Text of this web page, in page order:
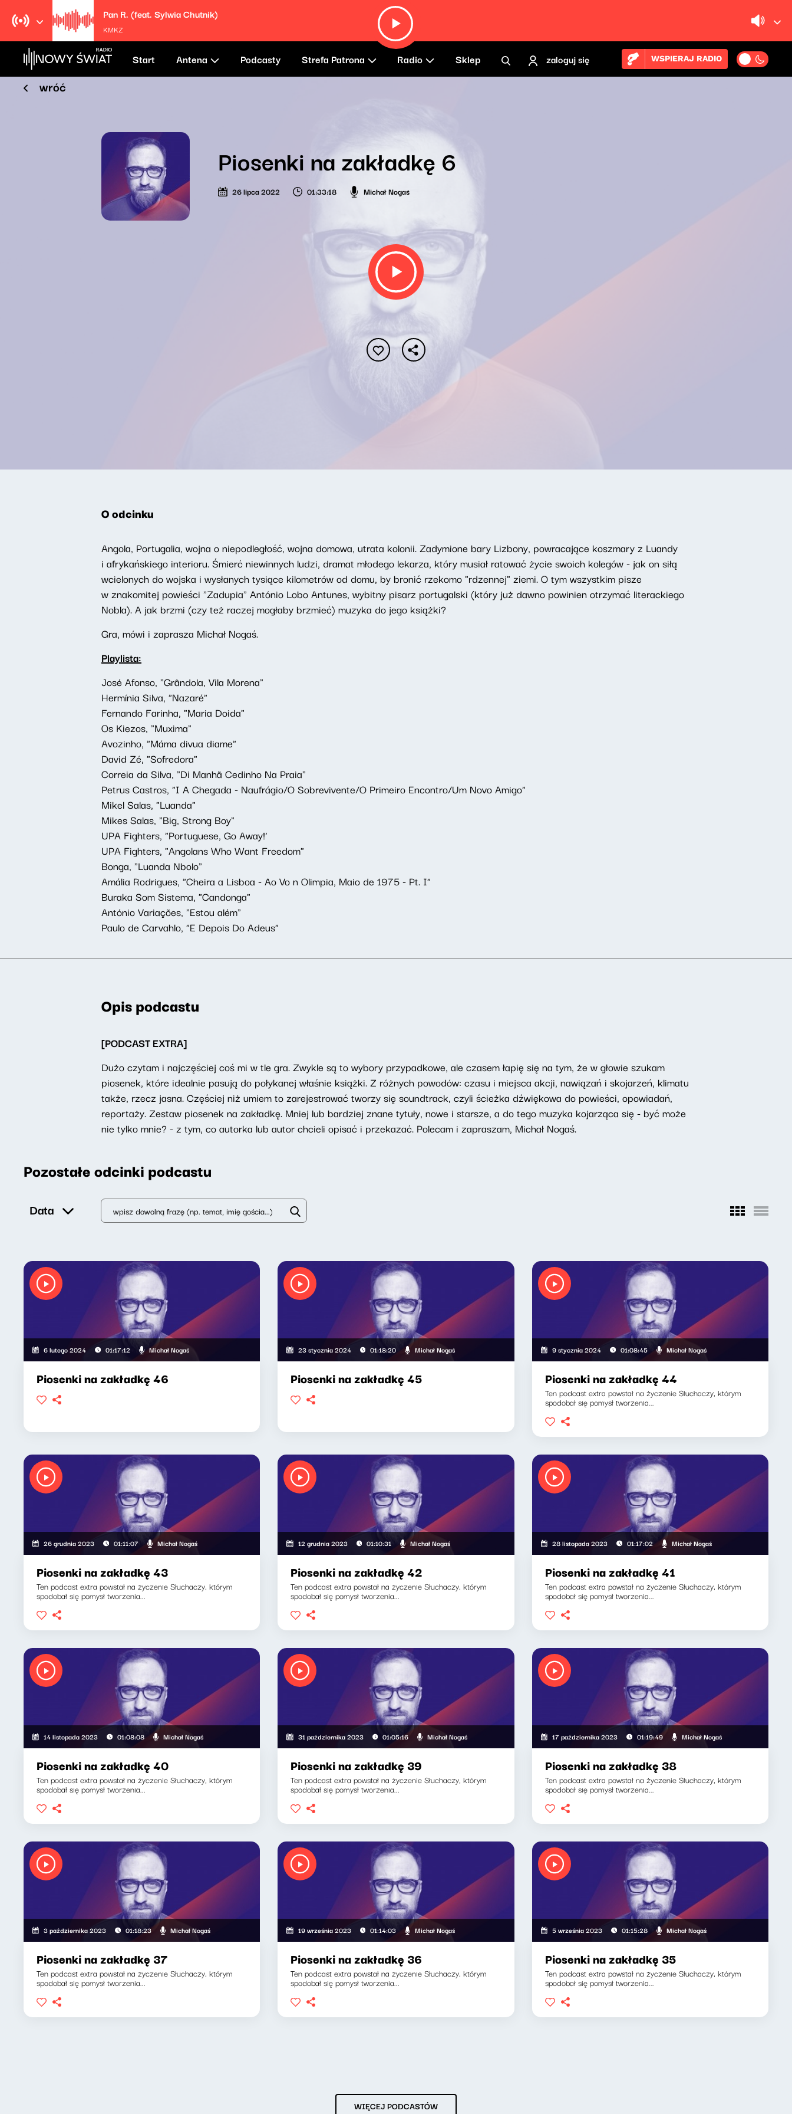
Pan R. (feat. Sylwia Chutnik)
KMKZ
Start Antena Podcasty Strefa Patrona Radio Sklep zaloguj się WSPIERAJ RADIO
wróć
Piosenki na zakładkę 6
26 lipca 2022 01:33:18 Michał Nogaś
O odcinku
Angola, Portugalia, wojna o niepodległość, wojna domowa, utrata kolonii. Zadymione bary Lizbony, powracające koszmary z Luandy
i afrykańskiego interioru. Śmierć niewinnych ludzi, dramat młodego lekarza, który musiał ratować życie swoich kolegów - jak on siłą
wcielonych do wojska i wysłanych tysiące kilometrów od domu, by bronić rzekomo "rdzennej" ziemi. O tym wszystkim pisze
w znakomitej powieści "Zadupia" António Lobo Antunes, wybitny pisarz portugalski (który już dawno powinien otrzymać literackiego
Nobla). A jak brzmi (czy też raczej mogłaby brzmieć) muzyka do jego książki?
Gra, mówi i zaprasza Michał Nogaś.
Playlista:
José Afonso, "Grândola, Vila Morena"
Hermínia Silva, "Nazaré"
Fernando Farinha, "Maria Doida"
Os Kiezos, "Muxima"
Avozinho, "Máma divua diame"
David Zé, "Sofredora"
Correia da Silva, "Di Manhã Cedinho Na Praia"
Petrus Castros, "I A Chegada - Naufrágio/O Sobrevivente/O Primeiro Encontro/Um Novo Amigo"
Mikel Salas, "Luanda"
Mikes Salas, "Big, Strong Boy"
UPA Fighters, "Portuguese, Go Away!'
UPA Fighters, "Angolans Who Want Freedom"
Bonga, "Luanda Nbolo"
Amália Rodrigues, "Cheira a Lisboa - Ao Vo n Olimpia, Maio de 1975 - Pt. I"
Buraka Som Sistema, "Candonga"
António Variações, "Estou além"
Paulo de Carvahlo, "E Depois Do Adeus"
Opis podcastu
[PODCAST EXTRA]
Dużo czytam i najczęściej coś mi w tle gra. Zwykle są to wybory przypadkowe, ale czasem łapię się na tym, że w głowie szukam
piosenek, które idealnie pasują do połykanej właśnie książki. Z różnych powodów: czasu i miejsca akcji, nawiązań i skojarzeń, klimatu
także, rzecz jasna. Częściej niż umiem to zarejestrować tworzy się soundtrack, czyli ścieżka dźwiękowa do powieści, opowiadań,
reportaży. Zestaw piosenek na zakładkę. Mniej lub bardziej znane tytuły, nowe i starsze, a do tego muzyka kojarząca się - być może
nie tylko mnie? - z tym, co autorka lub autor chcieli opisać i przekazać. Polecam i zapraszam, Michał Nogaś.
Pozostałe odcinki podcastu
Data
6 lutego 2024 01:17:12 Michał Nogaś
Piosenki na zakładkę 46
23 stycznia 2024 01:18:20 Michał Nogaś
Piosenki na zakładkę 45
9 stycznia 2024 01:08:45 Michał Nogaś
Piosenki na zakładkę 44
Ten podcast extra powstał na życzenie Słuchaczy, którym
spodobał się pomysł tworzenia...
26 grudnia 2023 01:11:07 Michał Nogaś
Piosenki na zakładkę 43
Ten podcast extra powstał na życzenie Słuchaczy, którym
spodobał się pomysł tworzenia...
12 grudnia 2023 01:10:31 Michał Nogaś
Piosenki na zakładkę 42
Ten podcast extra powstał na życzenie Słuchaczy, którym
spodobał się pomysł tworzenia...
28 listopada 2023 01:17:02 Michał Nogaś
Piosenki na zakładkę 41
Ten podcast extra powstał na życzenie Słuchaczy, którym
spodobał się pomysł tworzenia...
14 listopada 2023 01:08:08 Michał Nogaś
Piosenki na zakładkę 40
Ten podcast extra powstał na życzenie Słuchaczy, którym
spodobał się pomysł tworzenia...
31 października 2023 01:05:16 Michał Nogaś
Piosenki na zakładkę 39
Ten podcast extra powstał na życzenie Słuchaczy, którym
spodobał się pomysł tworzenia...
17 października 2023 01:19:49 Michał Nogaś
Piosenki na zakładkę 38
Ten podcast extra powstał na życzenie Słuchaczy, którym
spodobał się pomysł tworzenia...
3 października 2023 01:18:23 Michał Nogaś
Piosenki na zakładkę 37
Ten podcast extra powstał na życzenie Słuchaczy, którym
spodobał się pomysł tworzenia...
19 września 2023 01:14:03 Michał Nogaś
Piosenki na zakładkę 36
Ten podcast extra powstał na życzenie Słuchaczy, którym
spodobał się pomysł tworzenia...
5 września 2023 01:15:28 Michał Nogaś
Piosenki na zakładkę 35
Ten podcast extra powstał na życzenie Słuchaczy, którym
spodobał się pomysł tworzenia...
WIĘCEJ PODCASTÓW